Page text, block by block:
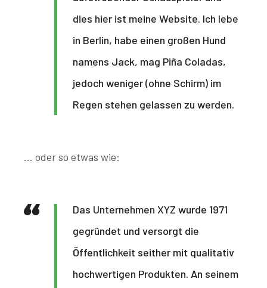
dies hier ist meine Website. Ich lebe
in Berlin, habe einen großen Hund
namens Jack, mag Piña Coladas,
jedoch weniger (ohne Schirm) im
Regen stehen gelassen zu werden.
… oder so etwas wie:
Das Unternehmen XYZ wurde 1971
gegründet und versorgt die
Öffentlichkeit seither mit qualitativ
hochwertigen Produkten. An seinem